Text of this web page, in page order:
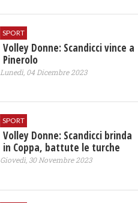
SPORT
Volley Donne: Scandicci vince a
Pinerolo
Lunedì, 04 Dicembre 2023
SPORT
Volley Donne: Scandicci brinda
in Coppa, battute le turche
Giovedì, 30 Novembre 2023